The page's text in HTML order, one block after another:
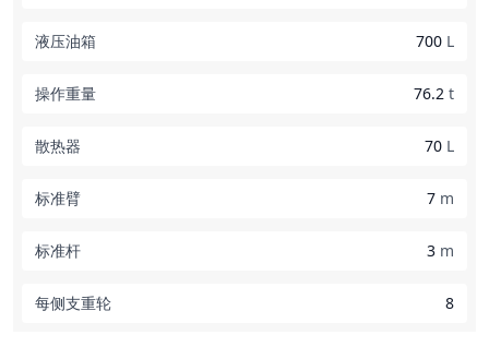
液压油箱 700 L
操作重量 76.2 t
散热器 70 L
标准臂 7 m
标准杆 3 m
每侧支重轮 8